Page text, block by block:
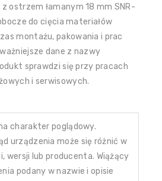
ostrzem łamanym 18 mm SNR-
do cięcia materiałów
montażu, pakowania i prac
dane z nazwy
sprawdzi się przy pracach
i serwisowych.
charakter poglądowy.
urządzenia może się różnić w
wersji lub producenta. Wiążący
podany w nazwie i opisie